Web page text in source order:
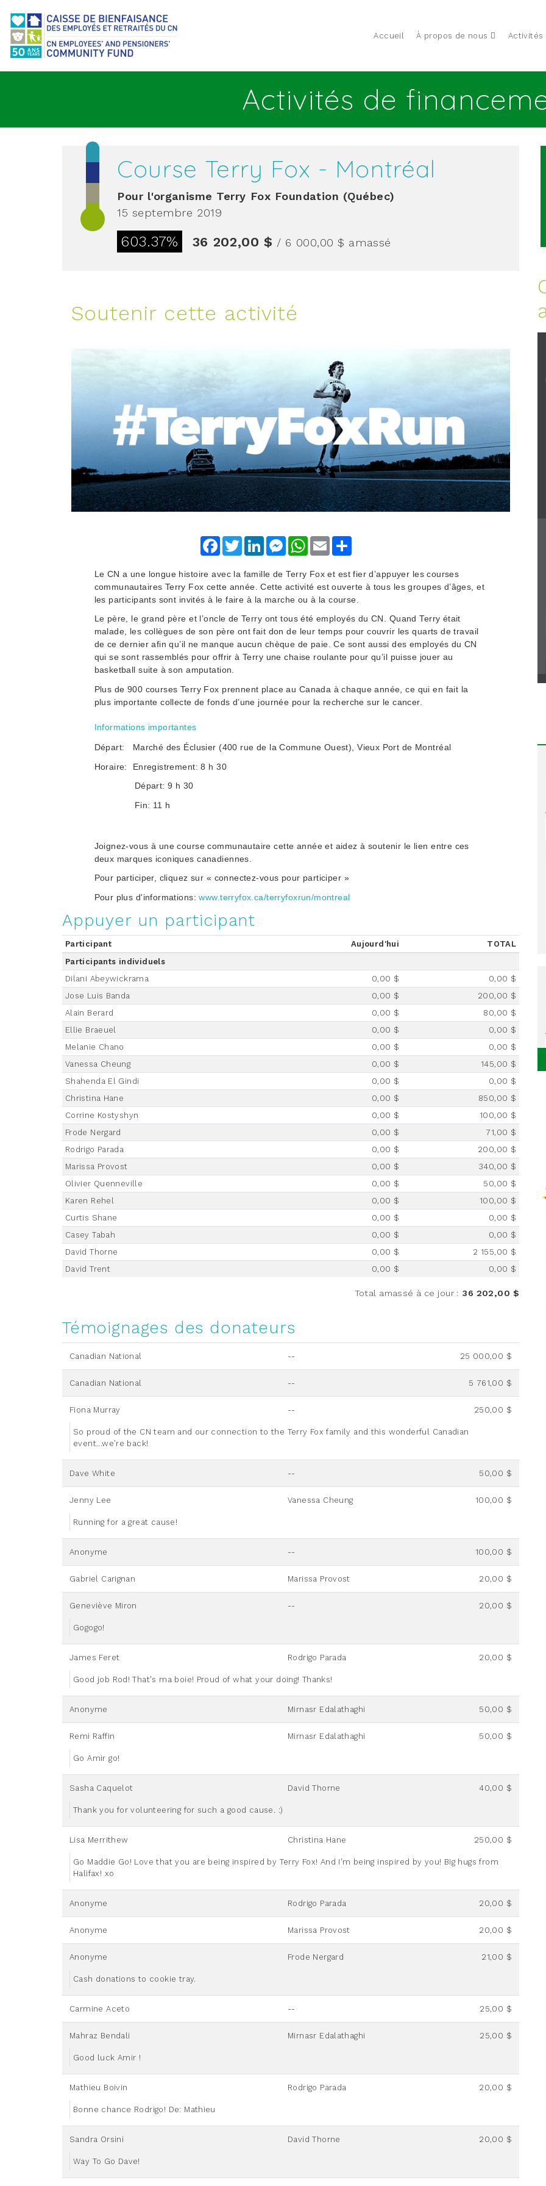
Accueil À propos de nous Activités
Activités de
Course Terry Fox - Montréal
Pour l'organisme Terry Fox Foundation (Québec)
15 septembre 2019
603.37% 36 202,00 $ / 6 000,00 $ amassé
Soutenir cette activité
FacebookTwitterLinkedInMessengerWhatsApp
Email
Le CN a une longue histoire avec la famille de Terry Fox et est fier d’appuyer les courses
communautaires Terry Fox cette année. Cette activité est ouverte à tous les groupes d’âges, et
les participants sont invités à le faire à la marche ou à la course.
Le père, le grand père et l’oncle de Terry ont tous été employés du CN. Quand Terry était
malade, les collègues de son père ont fait don de leur temps pour couvrir les quarts de travail
de ce dernier afin qu’il ne manque aucun chèque de paie. Ce sont aussi des employés du CN
qui se sont rassemblés pour offrir à Terry une chaise roulante pour qu’il puisse jouer au
basketball suite à son amputation.
Plus de 900 courses Terry Fox prennent place au Canada à chaque année, ce qui en fait la
plus importante collecte de fonds d’une journée pour la recherche sur le cancer.
Informations importantes
Départ: Marché des Éclusier (400 rue de la Commune Ouest), Vieux Port de Montréal
Horaire: Enregistrement: 8 h 30
Départ: 9 h 30
Fin: 11 h
Joignez-vous à une course communautaire cette année et aidez à soutenir le lien entre ces
deux marques iconiques canadiennes.
Pour participer, cliquez sur « connectez-vous pour participer »
Pour plus d'informations:www.terryfox.ca/terryfoxrun/montreal
Appuyer un participant
Participant Aujourd'hui
TOTAL
Participants individuels
Dilani Abeywickrama
0,00 $
0,00 $
Jose Luis Banda
0,00 $
200,00 $
Alain Berard
0,00 $
80,00 $
Ellie Braeuel
0,00 $
0,00 $
Melanie Chano
0,00 $
0,00 $
Vanessa Cheung
0,00 $
145,00 $
Shahenda El Gindi
0,00 $
0,00 $
Christina Hane
0,00 $
850,00 $
Corrine Kostyshyn
0,00 $
100,00 $
Frode Nergard
0,00 $
71,00 $
Rodrigo Parada
0,00 $
200,00 $
Marissa Provost
0,00 $
340,00 $
Olivier Quenneville
0,00 $
50,00 $
Karen Rehel
0,00 $
100,00 $
Curtis Shane
0,00 $
0,00 $
Casey Tabah
0,00 $
0,00 $
David Thorne
0,00 $
2 155,00 $
David Trent
0,00 $ 0,00 $
Total amassé à ce jour: 36 202,00 $
Témoignages des donateurs
Canadian National -- 25 000,00 $
Canadian National -- 5 761,00 $
Fiona Murray -- 250,00 $
So proud of the CN team and our connection to the Terry Fox family and this wonderful Canadian
event...we're back!
Dave White -- 50,00 $
Jenny Lee Vanessa Cheung 100,00 $
Running for a great cause!
Anonyme -- 100,00 $
Gabriel Carignan Marissa Provost 20,00 $
Geneviève Miron -- 20,00 $
Gogogo!
James Feret Rodrigo Parada 20,00 $
Good job Rod! That's ma boie! Proud of what your doing! Thanks!
Anonyme Mirnasr Edalathaghi 50,00 $
Remi Raffin Mirnasr Edalathaghi 50,00 $
Go Amir go!
Sasha Caquelot David Thorne 40,00 $
Thank you for volunteering for such a good cause. :)
Lisa Merrithew Christina Hane 250,00 $
Go Maddie Go! Love that you are being inspired by Terry Fox! And I'm being inspired by you! Big hugs from
Halifax! xo
Anonyme Rodrigo Parada 20,00 $
Anonyme Marissa Provost 20,00 $
Anonyme Frode Nergard 21,00 $
Cash donations to cookie tray.
Carmine Aceto -- 25,00 $
Mahraz Bendali Mirnasr Edalathaghi 25,00 $
Good luck Amir !
Mathieu Boivin Rodrigo Parada 20,00 $
Bonne chance Rodrigo! De: Mathieu
Sandra Orsini David Thorne 20,00 $
Way To Go Dave!